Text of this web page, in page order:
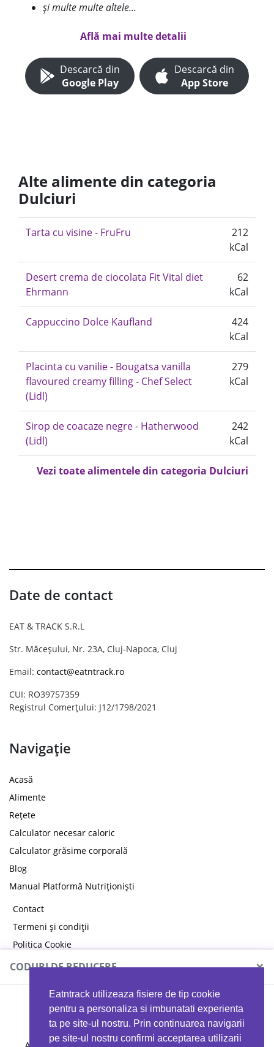
Eatntrack utilizeaza fisiere de tip cookie
pentru a personaliza si imbunatati experienta
ta pe site-ul nostru. Prin continuarea navigarii
pe site-ul nostru confirmi acceptarea utilizarii
și multe multe altele...
Află mai multe detalii
Descarcă din
Google Play
Descarcă din
App Store
Alte alimente din categoria
Dulciuri
Tarta cu visine - FruFru
212
kCal
Desert crema de ciocolata Fit Vital diet
Ehrmann
62
kCal
Cappuccino Dolce Kaufland
424
kCal
Placinta cu vanilie - Bougatsa vanilla
flavoured creamy filling - Chef Select
(Lidl)
279
kCal
Sirop de coacaze negre - Hatherwood
(Lidl)
242
kCal
Vezi toate alimentele din categoria Dulciuri
Date de contact
EAT & TRACK S.R.L
Str. Măceșului, Nr. 23A, Cluj-Napoca, Cluj
Email: contact@eatntrack.ro
CUI: RO39757359
Registrul Comerțului: J12/1798/2021
Navigație
Acasă
Alimente
Rețete
Calculator necesar caloric
Calculator grăsime corporală
Blog
Manual Platformă Nutriționiști
Contact
Termeni și condiții
Politica Cookie
Politica de confidențialitate
CODURI DE REDUCERE ×
MYPROTEIN